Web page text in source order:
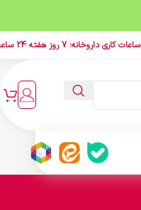
ساعات کاری داروخانه: 7 روز هفته 24 ساعت